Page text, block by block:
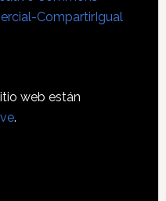
CompartirIgual
web están
.